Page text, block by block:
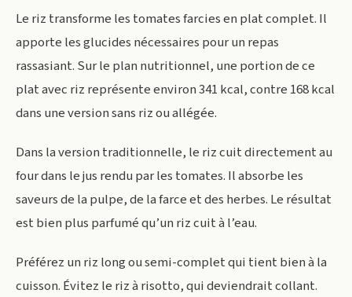
Le riz transforme les tomates farcies en plat complet. Il
apporte les glucides nécessaires pour un repas
rassasiant. Sur le plan nutritionnel, une portion de ce
plat avec riz représente environ 341 kcal, contre 168 kcal
dans une version sans riz ou allégée.
Dans la version traditionnelle, le riz cuit directement au
four dans le jus rendu par les tomates. Il absorbe les
saveurs de la pulpe, de la farce et des herbes. Le résultat
est bien plus parfumé qu’un riz cuit à l’eau.
Préférez un riz long ou semi-complet qui tient bien à la
cuisson. Évitez le riz à risotto, qui deviendrait collant.